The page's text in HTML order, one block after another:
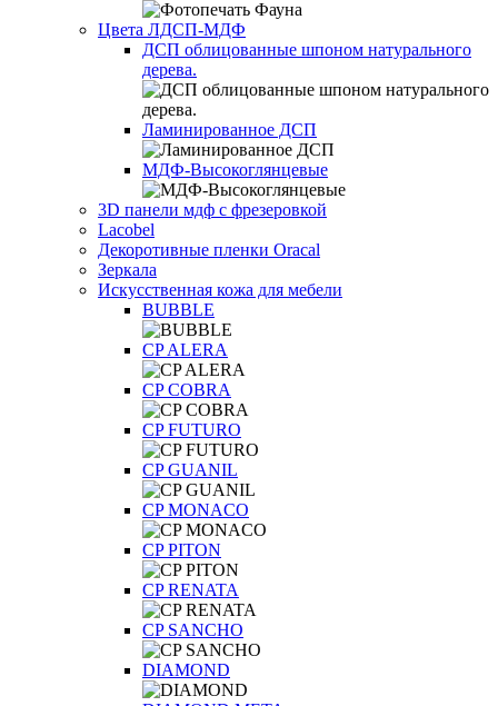
Цвета ЛДСП-МДФ
ДСП облицованные шпоном натурального
дерева.
Ламинированное ДСП
МДФ-Высокоглянцевые
3D панели мдф с фрезеровкой
Lacobel
Декоротивные пленки Oracal
Зеркала
Искусственная кожа для мебели
BUBBLE
CP ALERA
CP COBRA
CP FUTURO
CP GUANIL
CP MONACO
CP PITON
CP RENATA
CP SANCHO
DIAMOND